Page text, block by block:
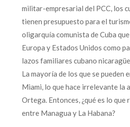
militar-empresarial del PCC, los
tienen presupuesto para el
oligarquía comunista de Cuba
Europa y Estados Unidos como
lazos familiares cubano
La mayoría de los que se pueden
Miami, lo que hace irrelevante la
Ortega. Entonces, ¿qué es lo que
entre Managua y La Habana?